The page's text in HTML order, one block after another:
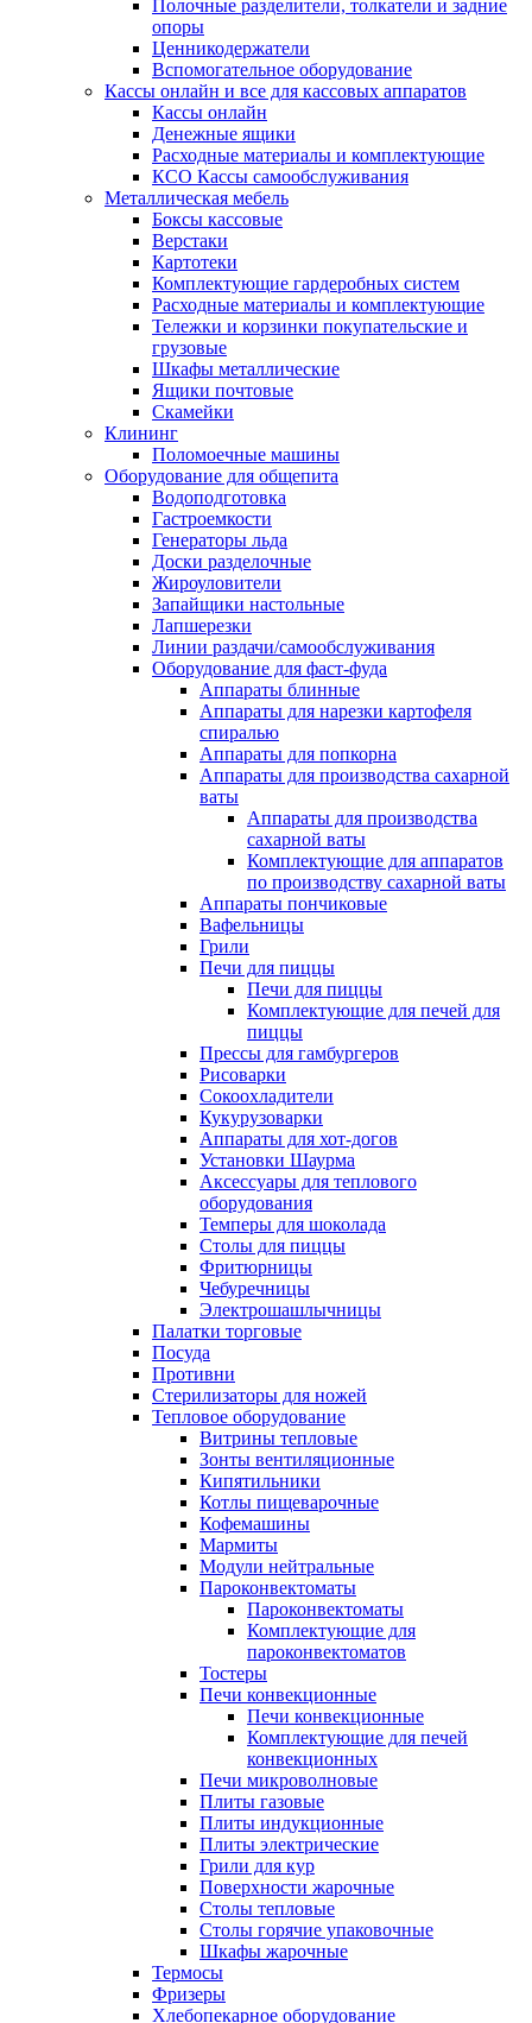
Полочные разделители, толкатели и задние
опоры
Ценникодержатели
Вспомогательное оборудование
Кассы онлайн и все для кассовых аппаратов
Кассы онлайн
Денежные ящики
Расходные материалы и комплектующие
КСО Кассы самообслуживания
Металлическая мебель
Боксы кассовые
Верстаки
Картотеки
Комплектующие гардеробных систем
Расходные материалы и комплектующие
Тележки и корзинки покупательские и
грузовые
Шкафы металлические
Ящики почтовые
Скамейки
Клининг
Поломоечные машины
Оборудование для общепита
Водоподготовка
Гастроемкости
Генераторы льда
Доски разделочные
Жироуловители
Запайщики настольные
Лапшерезки
Линии раздачи/самообслуживания
Оборудование для фаст-фуда
Аппараты блинные
Аппараты для нарезки картофеля
спиралью
Аппараты для попкорна
Аппараты для производства сахарной
ваты
Аппараты для производства
сахарной ваты
Комплектующие для аппаратов
по производству сахарной ваты
Аппараты пончиковые
Вафельницы
Грили
Печи для пиццы
Печи для пиццы
Комплектующие для печей для
пиццы
Прессы для гамбургеров
Рисоварки
Сокоохладители
Кукурузоварки
Аппараты для хот-догов
Установки Шаурма
Аксессуары для теплового
оборудования
Темперы для шоколада
Столы для пиццы
Фритюрницы
Чебуречницы
Электрошашлычницы
Палатки торговые
Посуда
Противни
Стерилизаторы для ножей
Тепловое оборудование
Витрины тепловые
Зонты вентиляционные
Кипятильники
Котлы пищеварочные
Кофемашины
Мармиты
Модули нейтральные
Пароконвектоматы
Пароконвектоматы
Комплектующие для
пароконвектоматов
Тостеры
Печи конвекционные
Печи конвекционные
Комплектующие для печей
конвекционных
Печи микроволновые
Плиты газовые
Плиты индукционные
Плиты электрические
Грили для кур
Поверхности жарочные
Столы тепловые
Столы горячие упаковочные
Шкафы жарочные
Термосы
Фризеры
Хлебопекарное оборудование